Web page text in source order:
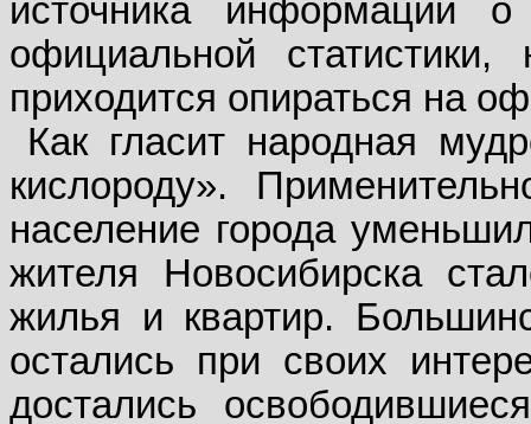
источника информации о
официальной
приходится опираться на
Как гласит народная
кислороду».
население города
жителя Новосибирска
жилья и квартир.
остались при своих
достались